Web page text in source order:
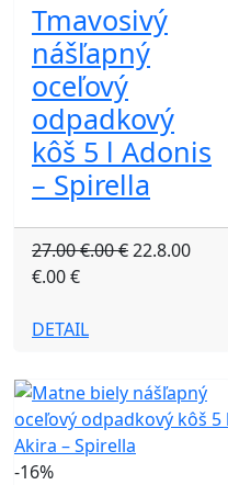
Tmavosivý
nášľapný
oceľový
odpadkový
kôš 5 l Adonis
– Spirella
27.00 €.00 €22.8.00
€.00 €
DETAIL
-16%